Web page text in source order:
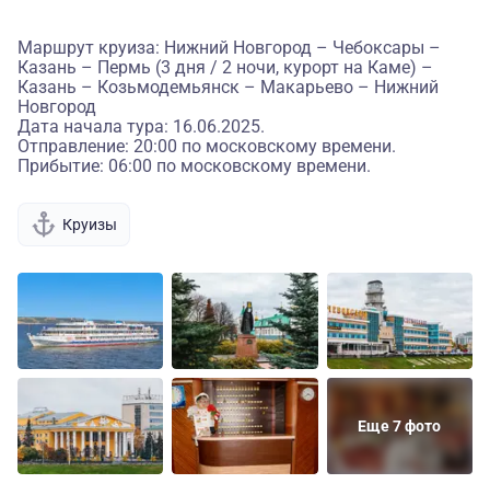
Маршрут круиза: Нижний Новгород – Чебоксары –
Казань – Пермь (3 дня / 2 ночи, курорт на Каме) –
Казань – Козьмодемьянск – Макарьево – Нижний
Новгород
Дата начала тура: 16.06.2025.
Отправление: 20:00 по московскому времени.
Прибытие: 06:00 по московскому времени.
Круизы
Еще 7 фото